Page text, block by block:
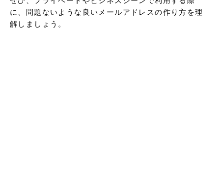
に、問題ないような良いメールアドレスの作り方を理
解しましょう。